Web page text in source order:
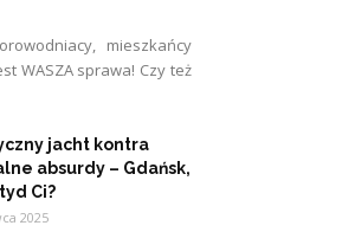
mieszkańcy
WASZA sprawa! Czy też
jacht kontra
absurdy – Gdańsk,
Ci?
2025